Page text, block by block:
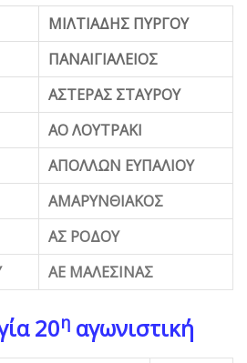
ΜΙΛΤΙΑΔΗΣ ΠΥΡΓΟΥ
ΠΑΝΑΙΓΙΑΛΕΙΟΣ
ΑΣΤΕΡΑΣ ΣΤΑΥΡΟΥ
ΑΟ ΛΟΥΤΡΑΚΙ
ΑΠΟΛΛΩΝ ΕΥΠΑΛΙΟΥ
ΑΜΑΡΥΝΘΙΑΚΟΣ
ΑΣ ΡΟΔΟΥ
ΑΕ ΜΑΛΕΣΙΝΑΣ
20η αγωνιστική